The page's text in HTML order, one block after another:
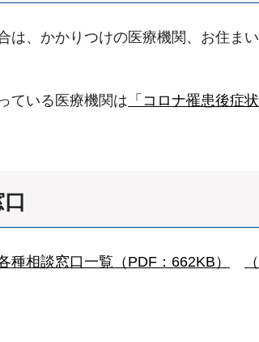
、かかりつけの医療機関、お住ま
ている医療機関は 「コロナ罹患後症
種相談窓口一覧（PDF：662KB）